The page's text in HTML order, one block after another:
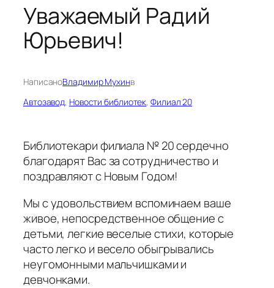
Уважаемый Радий
Юрьевич!
НаписаноВладимир Мухинв
Автозавод, Новости библиотек, Филиал 20
Библиотекари филиала № 20 сердечно
благодарят Вас за сотрудничество и
поздравляют с Новым Годом!
Мы с удовольствием вспоминаем ваше
живое, непосредственное общение с
детьми, легкие веселые стихи, которые
часто легко и весело обыгрывались
неугомонными мальчишками и
девчонками.